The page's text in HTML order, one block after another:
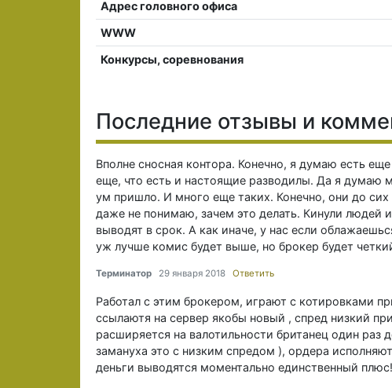
Адрес головного офиса
WWW
Конкурсы, соревнования
Последние отзывы и
Вполне сносная контора. Конечно, я думаю есть
еще, что есть и настоящие разводилы. Да я думаю
ум пришло. И много еще таких. Конечно, они до
даже не понимаю, зачем это делать. Кинули людей
выводят в срок. А как иначе, у нас если
уж лучше комис будет выше, но брокер будет
Терминатор 29 января 2018 Ответить
Работал с этим брокером, играют с котировками
ссылаютя на сервер якобы новый , спред низкий
расширяется на валотильности британец один раз
замануха это с низким спредом ), ордера
деньги выводятся моментально единственный плюс!